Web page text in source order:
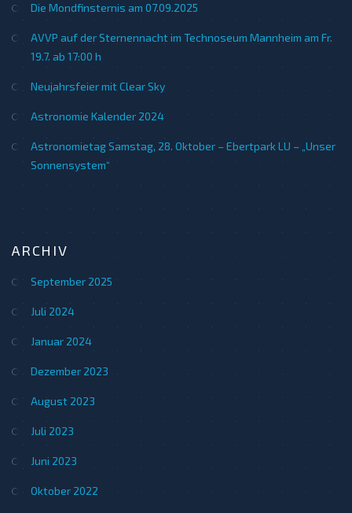
Die Mondfinsternis am 07.09.2025
AVVP auf der Sternennacht im Technoseum Mannheim am Fr.
19.7. ab 17:00 h
Neujahrsfeier mit Clear Sky
Astronomie Kalender 2024
Astronomietag Samstag, 28. Oktober – Ebertpark LU – „Unser
Sonnensystem“
ARCHIV
September 2025
Juli 2024
Januar 2024
Dezember 2023
August 2023
Juli 2023
Juni 2023
Oktober 2022